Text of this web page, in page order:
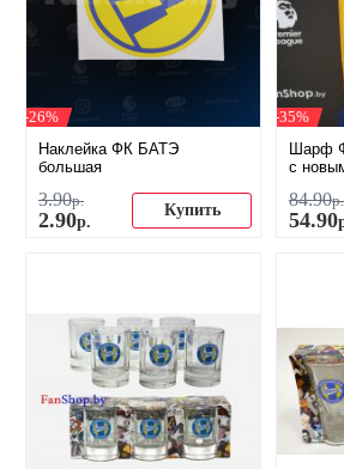
-26%
Наклейка ФК БАТЭ
большая
3.90р.
2.90р.
Купить
-35%
Шарф
с
84.90р.
54.90